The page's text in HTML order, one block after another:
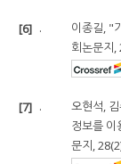
[6] .
이종길, "
회논문지
[7] .
오현석,
정보를 이
문지,